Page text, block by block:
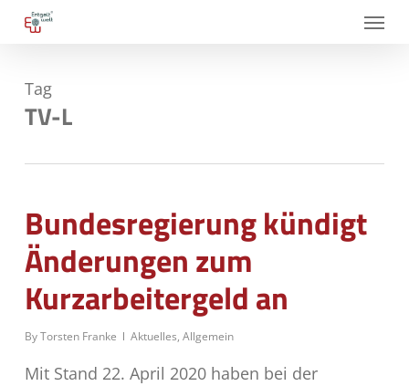
Skip
content
Menu
Tag
TV-L
Bundesregierung kündigt
Änderungen zum
Kurzarbeitergeld an
ByTorsten Franke Aktuelles, Allgemein
Mit Stand 22. April 2020 haben bei der